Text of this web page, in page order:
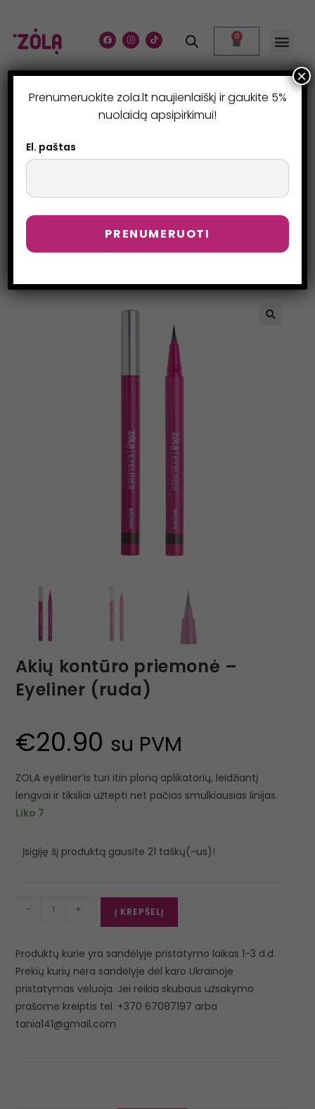
0
AKIŲ KONTŪRO
PRIEMONĖ – EYELINER
(RUDA)
Akių kontūro priemonė –
Eyeliner (ruda)
€20.90 su PVM
ZOLA eyeliner’is turi itin ploną aplikatorių, leidžiantį
lengvai ir tiksliai užtepti net pačias smulkiausias linijas.
Liko 7
Įsigiję šį produktą gausite 21 taškų(-us)!
- + Į KREPŠELĮ
Produktų kurie yra sandėlyje pristatymo laikas 1-3 d.d.
Prekių kurių nėra sandėlyje dėl karo Ukrainoje
pristatymas vėluoja. Jei reikia skubaus užsakymo
prašome kreiptis tel. +370 67087197 arba
tania141@gmail.com
Prenumeruokite zola.lt naujienlaiškį ir gaukite 5%
nuolaidą apsipirkimui!
El. paštas
×